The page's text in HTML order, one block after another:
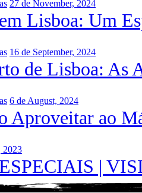
27 de November, 2024
Lisboa: Um
16 de September, 2024
de Lisboa: As
6 de August, 2024
Aproveitar ao
2023
|